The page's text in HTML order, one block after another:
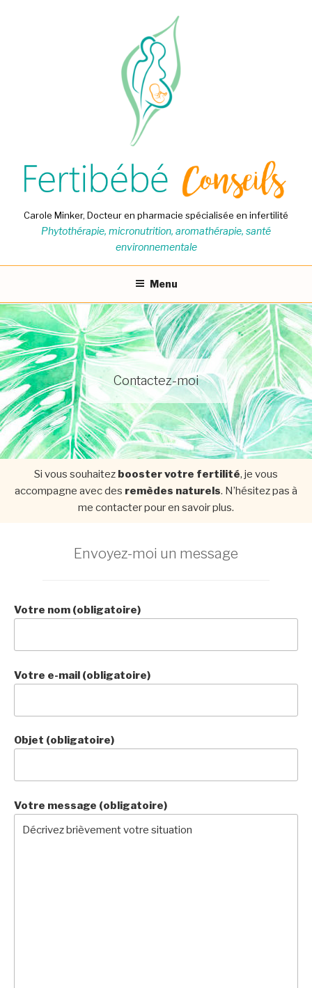
Carole Minker, Docteur en pharmacie spécialisée en infertilité
Phytothérapie, micronutrition, aromathérapie, santé
environnementale
Menu
Contactez-moi
Si vous souhaitez booster votre fertilité, je vous
accompagne avec des remèdes naturels. N’hésitez pas à
me contacter pour en savoir plus.
Envoyez-moi un message
Votre nom (obligatoire)
Votre e-mail (obligatoire)
Objet (obligatoire)
Votre message (obligatoire)